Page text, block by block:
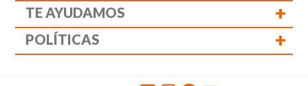
TE AYUDAMOS +
POLÍTICAS +